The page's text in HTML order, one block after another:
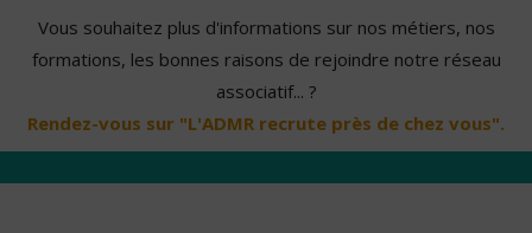
Vous souhaitez plus d'informations sur nos métiers, nos
formations, les bonnes raisons de rejoindre notre réseau
associatif... ?
Rendez-vous sur "L'ADMR recrute près de chez vous".